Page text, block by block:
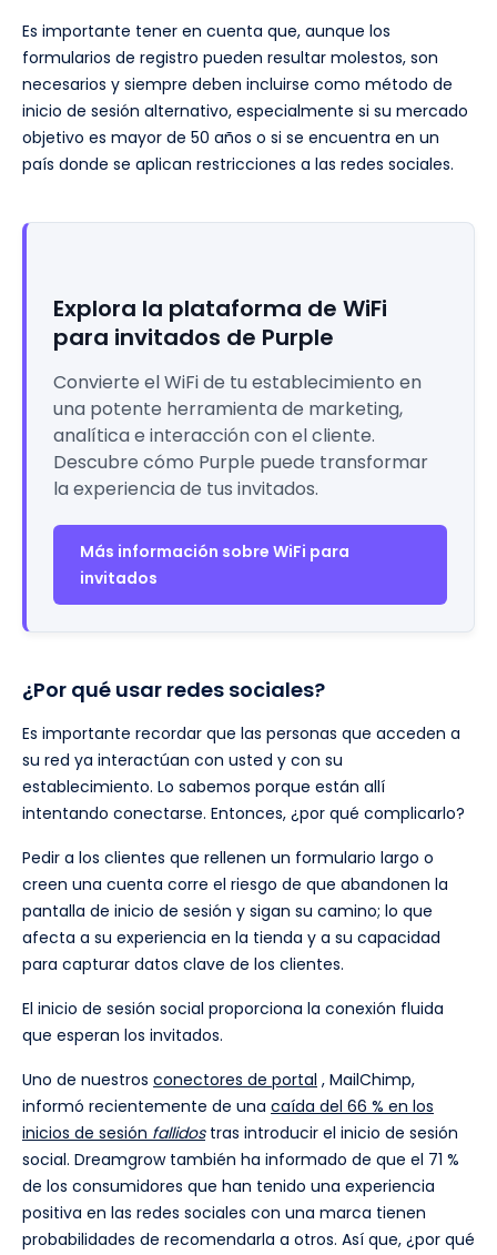
Es importante tener en cuenta que, aunque los
formularios de registro pueden resultar molestos, son
necesarios y siempre deben incluirse como método de
inicio de sesión alternativo, especialmente si su mercado
objetivo es mayor de 50 años o si se encuentra en un
país donde se aplican restricciones a las redes sociales.
Explora la plataforma de WiFi
para invitados de Purple
Convierte el WiFi de tu establecimiento en
una potente herramienta de marketing,
analítica e interacción con el cliente.
Descubre cómo Purple puede transformar
la experiencia de tus invitados.
Más información sobre WiFi para
invitados
¿Por qué usar redes sociales?
Es importante recordar que las personas que acceden a
su red ya interactúan con usted y con su
establecimiento. Lo sabemos porque están allí
intentando conectarse. Entonces, ¿por qué complicarlo?
Pedir a los clientes que rellenen un formulario largo o
creen una cuenta corre el riesgo de que abandonen la
pantalla de inicio de sesión y sigan su camino; lo que
afecta a su experiencia en la tienda y a su capacidad
para capturar datos clave de los clientes.
El inicio de sesión social proporciona la conexión fluida
que esperan los invitados.
Uno de nuestros conectores de portal , MailChimp,
informó recientemente de una caída del 66 % en los
inicios de sesión fallidostras introducir el inicio de sesión
social. Dreamgrow también ha informado de que el 71 %
de los consumidores que han tenido una experiencia
positiva en las redes sociales con una marca tienen
probabilidades de recomendarla a otros. Así que, ¿por qué